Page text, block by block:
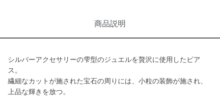
商品説明
シルバーアクセサリーの雫型のジュエルを贅沢に使用したピア
ス。
繊細なカットが施された宝石の周りには、小粒の装飾が施され、
上品な輝きを放つ。